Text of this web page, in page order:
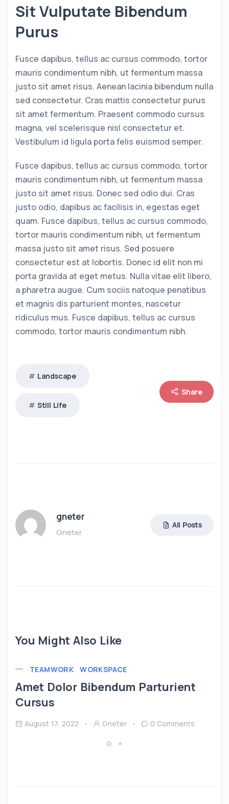
Sit Vulputate Bibendum
Purus
Fusce dapibus, tellus ac cursus commodo, tortor
mauris condimentum nibh, ut fermentum massa
justo sit amet risus. Aenean lacinia bibendum nulla
sed consectetur. Cras mattis consectetur purus
sit amet fermentum. Praesent commodo cursus
magna, vel scelerisque nisl consectetur et.
Vestibulum id ligula porta felis euismod semper.
Fusce dapibus, tellus ac cursus commodo, tortor
mauris condimentum nibh, ut fermentum massa
justo sit amet risus. Donec sed odio dui. Cras
justo odio, dapibus ac facilisis in, egestas eget
quam. Fusce dapibus, tellus ac cursus commodo,
tortor mauris condimentum nibh, ut fermentum
massa justo sit amet risus. Sed posuere
consectetur est at lobortis. Donec id elit non mi
porta gravida at eget metus. Nulla vitae elit libero,
a pharetra augue. Cum sociis natoque penatibus
et magnis dis parturient montes, nascetur
ridiculus mus. Fusce dapibus, tellus ac cursus
commodo, tortor mauris condimentum nibh.
Landscape
Still Life
Share
gneter
Gneter
All Posts
You Might Also Like
TEAMWORK WORKSPACE
Amet Dolor Bibendum Parturient
Cursus
August 17, 2022 Gneter 0 Comments